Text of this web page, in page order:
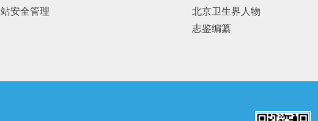
安全管理
北京卫生界人物
志鉴编纂